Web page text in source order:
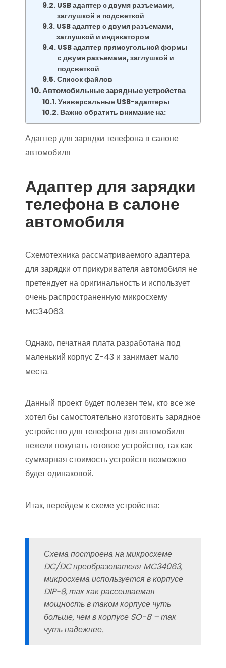
USB адаптер с двумя разъемами,
заглушкой и подсветкой
USB адаптер с двумя разъемами,
заглушкой и индикатором
USB адаптер прямоугольной формы
с двумя разъемами, заглушкой и
подсветкой
Список файлов
Автомобильные зарядные устройства
Универсальные USB-адаптеры
Важно обратить внимание на:
Адаптер для зарядки телефона в салоне
автомобиля
Адаптер для зарядки
телефона в салоне
автомобиля
Схемотехника рассматриваемого адаптера
для зарядки от прикуривателя автомобиля не
претендует на оригинальность и использует
очень распространенную микросхему
MC34063.
Однако, печатная плата разработана под
маленький корпус Z-43 и занимает мало
места.
Данный проект будет полезен тем, кто все же
хотел бы самостоятельно изготовить зарядное
устройство для телефона для автомобиля
нежели покупать готовое устройство, так как
суммарная стоимость устройств возможно
будет одинаковой.
Итак, перейдем к схеме устройства:
Схема построена на микросхеме
DC/DC преобразователя MC34063,
микросхема используется в корпусе
DIP-8, так как рассеиваемая
мощность в таком корпусе чуть
больше, чем в корпусе SO-8 – так
чуть надежнее.